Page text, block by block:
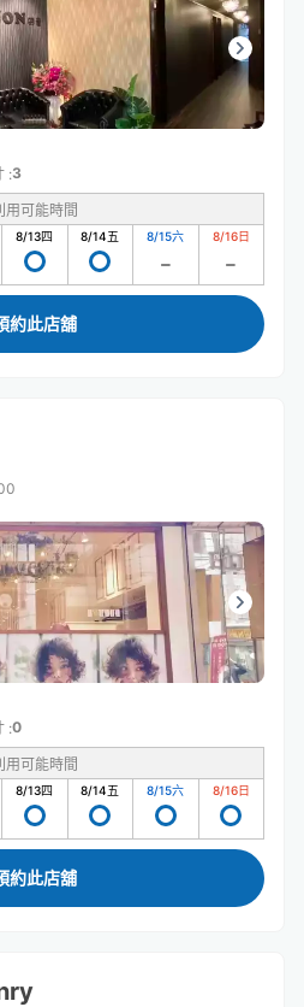
:3
用可能時間
8/13四 8/14五 8/15六 8/16日
約此店舖
:0
用可能時間
8/13四 8/14五 8/15六 8/16日
約此店舖